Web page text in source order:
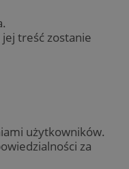
treść zostanie
użytkowników.
za